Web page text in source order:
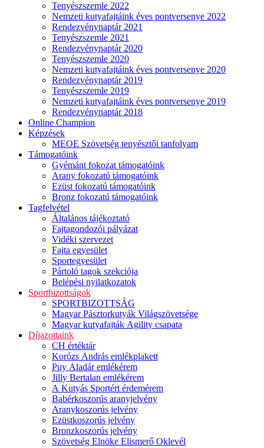
Tenyészszemle 2022
Nemzeti kutyafajtáink éves pontversenye 2022
Rendezvénynaptár 2021
Tenyészszemle 2021
Rendezvénynaptár 2020
Tenyészszemle 2020
Nemzeti kutyafajtáink éves pontversenye 2020
Rendezvénynaptár 2019
Tenyészszemle 2019
Nemzeti kutyafajtáink éves pontversenye 2019
Rendezvénynaptár 2018
Online Champion
Képzések
MEOE Szövetség tenyésztői tanfolyam
Támogatóink
Gyémánt fokozat támogatóink
Arany fokozatú támogatóink
Ezüst fokozatú támogatóink
Bronz fokozatú támogatóink
Tagfelvétel
Általános tájékoztató
Fajtagondozói pályázat
Vidéki szervezet
Fajta egyesület
Sportegyesület
Pártoló tagok szekciója
Belépési nyilatkozatok
Sportbizottságok
SPORTBIZOTTSÁG
Magyar Pásztorkutyák Világszövetsége
Magyar kutyafajták Agility csapata
Díjazottaink
CH értéktár
Korózs András emlékplakett
Puy Aladár emlékérem
Jilly Bertalan emlékérem
A Kutyás Sportért érdemérem
Babérkoszorús aranyjelvény
Aranykoszorús jelvény
Ezüstkoszorús jelvény
Bronzkoszorús jelvény
Szövetség Elnöke Elismerő Oklevél